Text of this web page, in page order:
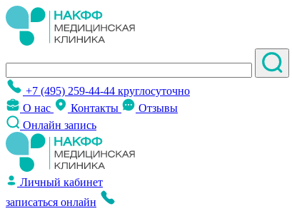
+7 (495) 259-44-44 круглосуточно
О нас
Контакты
Отзывы
Онлайн запись
Личный кабинет
записаться онлайн